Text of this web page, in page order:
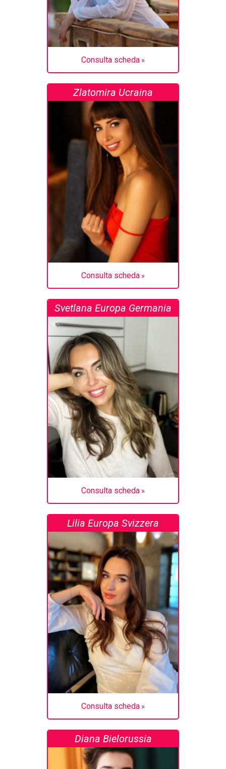
Consulta scheda
Zlatomira Ucraina
Consulta scheda
Svetlana Europa Germania
Consulta scheda
Lilia Europa Svizzera
Consulta scheda
Diana Bielorussia